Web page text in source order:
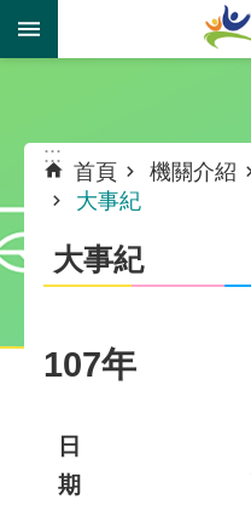
跳到主要內容區塊
:::
首頁 機關介紹
大事紀
大事紀
107年
日
期